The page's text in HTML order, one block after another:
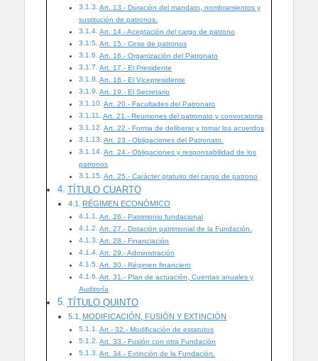
Art. 13.- Duración del mandato, nombramientos y
sustitución de patronos.
Art. 14.- Aceptación del cargo de patrono
Art. 15.- Cese de patronos
Art. 16.- Organización del Patronato
Art. 17.- El Presidente
Art. 18.- El Vicepresidente
Art. 19.- El Secretario
Art. 20.- Facultades del Patronato
Art. 21.- Reuniones del patronato y convocatoria
Art. 22.- Forma de deliberar y tomar los acuerdos
Art. 23.- Obligaciones del Patronato.
Art. 24.- Obligaciones y responsabilidad de los
patronos
Art. 25.- Carácter gratuito del cargo de patrono
TÍTULO CUARTO
RÉGIMEN ECONÓMICO
Art. 26.- Patrimonio fundacional
Art. 27.- Dotación patrimonial de la Fundación.
Art. 28.- Financiación
Art. 29.- Administración
Art. 30.- Régimen financiero
Art. 31.- Plan de actuación, Cuentas anuales y
Auditoría
TÍTULO QUINTO
MODIFICACIÓN, FUSIÓN Y EXTINCIÓN
Art.- 32.- Modificación de estatutos
Art. 33.- Fusión con otra Fundación
Art. 34.- Extinción de la Fundación.